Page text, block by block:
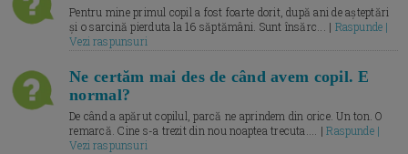
Pentru mine primul copil a fost foarte dorit, după ani de așteptări
și o sarcină pierduta la 16 săptămâni. Sunt însărc... | Raspunde |
Vezi raspunsuri
Ne certăm mai des de când avem copil. E
normal?
De când a apărut copilul, parcă ne aprindem din orice. Un ton. O
remarcă. Cine s-a trezit din nou noaptea trecuta.... |Raspunde |
Vezi raspunsuri